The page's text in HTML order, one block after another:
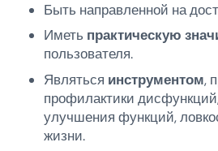
Быть направленной на
Иметь практическую
пользователя.
Являться инструментом,
профилактики
улучшения функций,
жизни.